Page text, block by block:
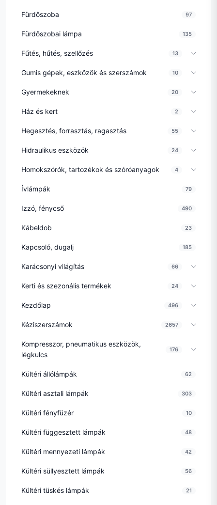
Fürdőszoba 97
Fürdőszobai lámpa 135
Fűtés, hűtés, szellőzés 13
Gumis gépek, eszközök és szerszámok 10
Gyermekeknek 20
Ház és kert 2
Hegesztés, forrasztás, ragasztás 55
Hidraulikus eszközök 24
Homokszórók, tartozékok és szóróanyagok 4
Ívlámpák 79
Izzó, fénycső 490
Kábeldob 23
Kapcsoló, dugalj 185
Karácsonyi világítás 66
Kerti és szezonális termékek 24
Kezdőlap 496
Kéziszerszámok 2657
Kompresszor, pneumatikus eszközök,
légkulcs
176
Kültéri állólámpák 62
Kültéri asztali lámpák 303
Kültéri fényfüzér 10
Kültéri függesztett lámpák 48
Kültéri mennyezeti lámpák 42
Kültéri süllyesztett lámpák 56
Kültéri tüskés lámpák 21